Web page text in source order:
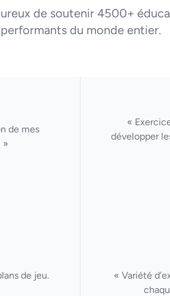
de soutenir 4500+
performants du monde entier.
de mes
»
«
développer
de jeu.
« Variété